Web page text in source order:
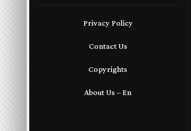
Privacy Policy
Contact Us
Copyrights
About Us – En